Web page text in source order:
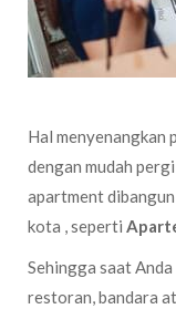
Hal menyenangkan
dengan mudah
apartment
kota , seperti
Sehingga saat
restoran, bandara